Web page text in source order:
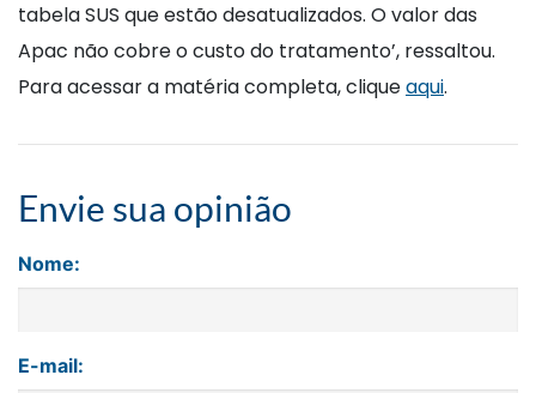
tabela SUS que estão desatualizados. O valor das
Apac não cobre o custo do tratamento’, ressaltou.
Para acessar a matéria completa, cliqueaqui.
Envie sua opinião
Nome:
E-mail: